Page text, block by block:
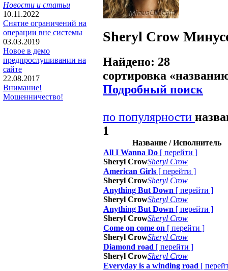
Новости и статьи
10.11.2022
Снятие ограничений на
операции вне системы
03.03.2019
Новое в демо
предпрослушивании на
сайте
22.08.2017
Внимание!
Мошенничество!
Sheryl Crow
Найдено: 28
сортировка «
Подробный поиск
по популярности
1
Название / Исполнитель
All I Wanna Do [ перейти ]
Sheryl CrowSheryl Crow
American Girls [ перейти ]
Sheryl CrowSheryl Crow
Anything But Down [ перейти ]
Sheryl CrowSheryl Crow
Anything But Down [ перейти ]
Sheryl CrowSheryl Crow
Come on come on [ перейти ]
Sheryl CrowSheryl Crow
Diamond road [ перейти ]
Sheryl CrowSheryl Crow
Everyday is a winding road [